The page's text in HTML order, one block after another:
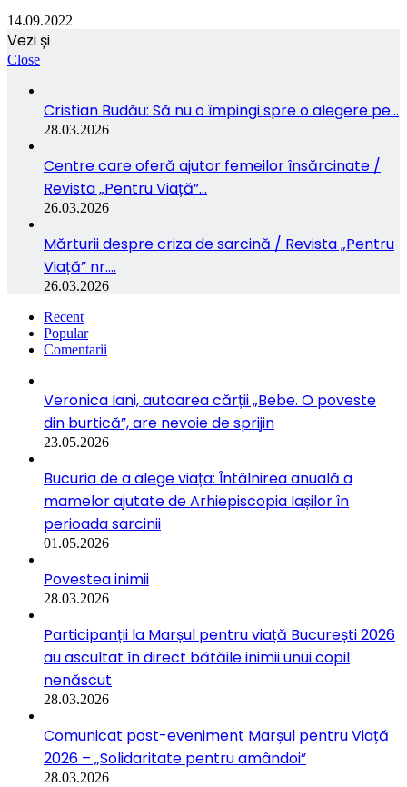
14.09.2022
Vezi și
Close
Cristian Budău: Să nu o împingi spre o alegere pe…
28.03.2026
Centre care oferă ajutor femeilor însărcinate /
Revista „Pentru Viață”…
26.03.2026
Mărturii despre criza de sarcină / Revista „Pentru
Viață” nr.…
26.03.2026
Recent
Popular
Comentarii
Veronica Iani, autoarea cărții „Bebe. O poveste
din burtică”, are nevoie de sprijin
23.05.2026
Bucuria de a alege viața: Întâlnirea anuală a
mamelor ajutate de Arhiepiscopia Iașilor în
perioada sarcinii
01.05.2026
Povestea inimii
28.03.2026
Participanții la Marșul pentru viață București 2026
au ascultat în direct bătăile inimii unui copil
nenăscut
28.03.2026
Comunicat post-eveniment Marșul pentru Viață
2026 – „Solidaritate pentru amândoi”
28.03.2026